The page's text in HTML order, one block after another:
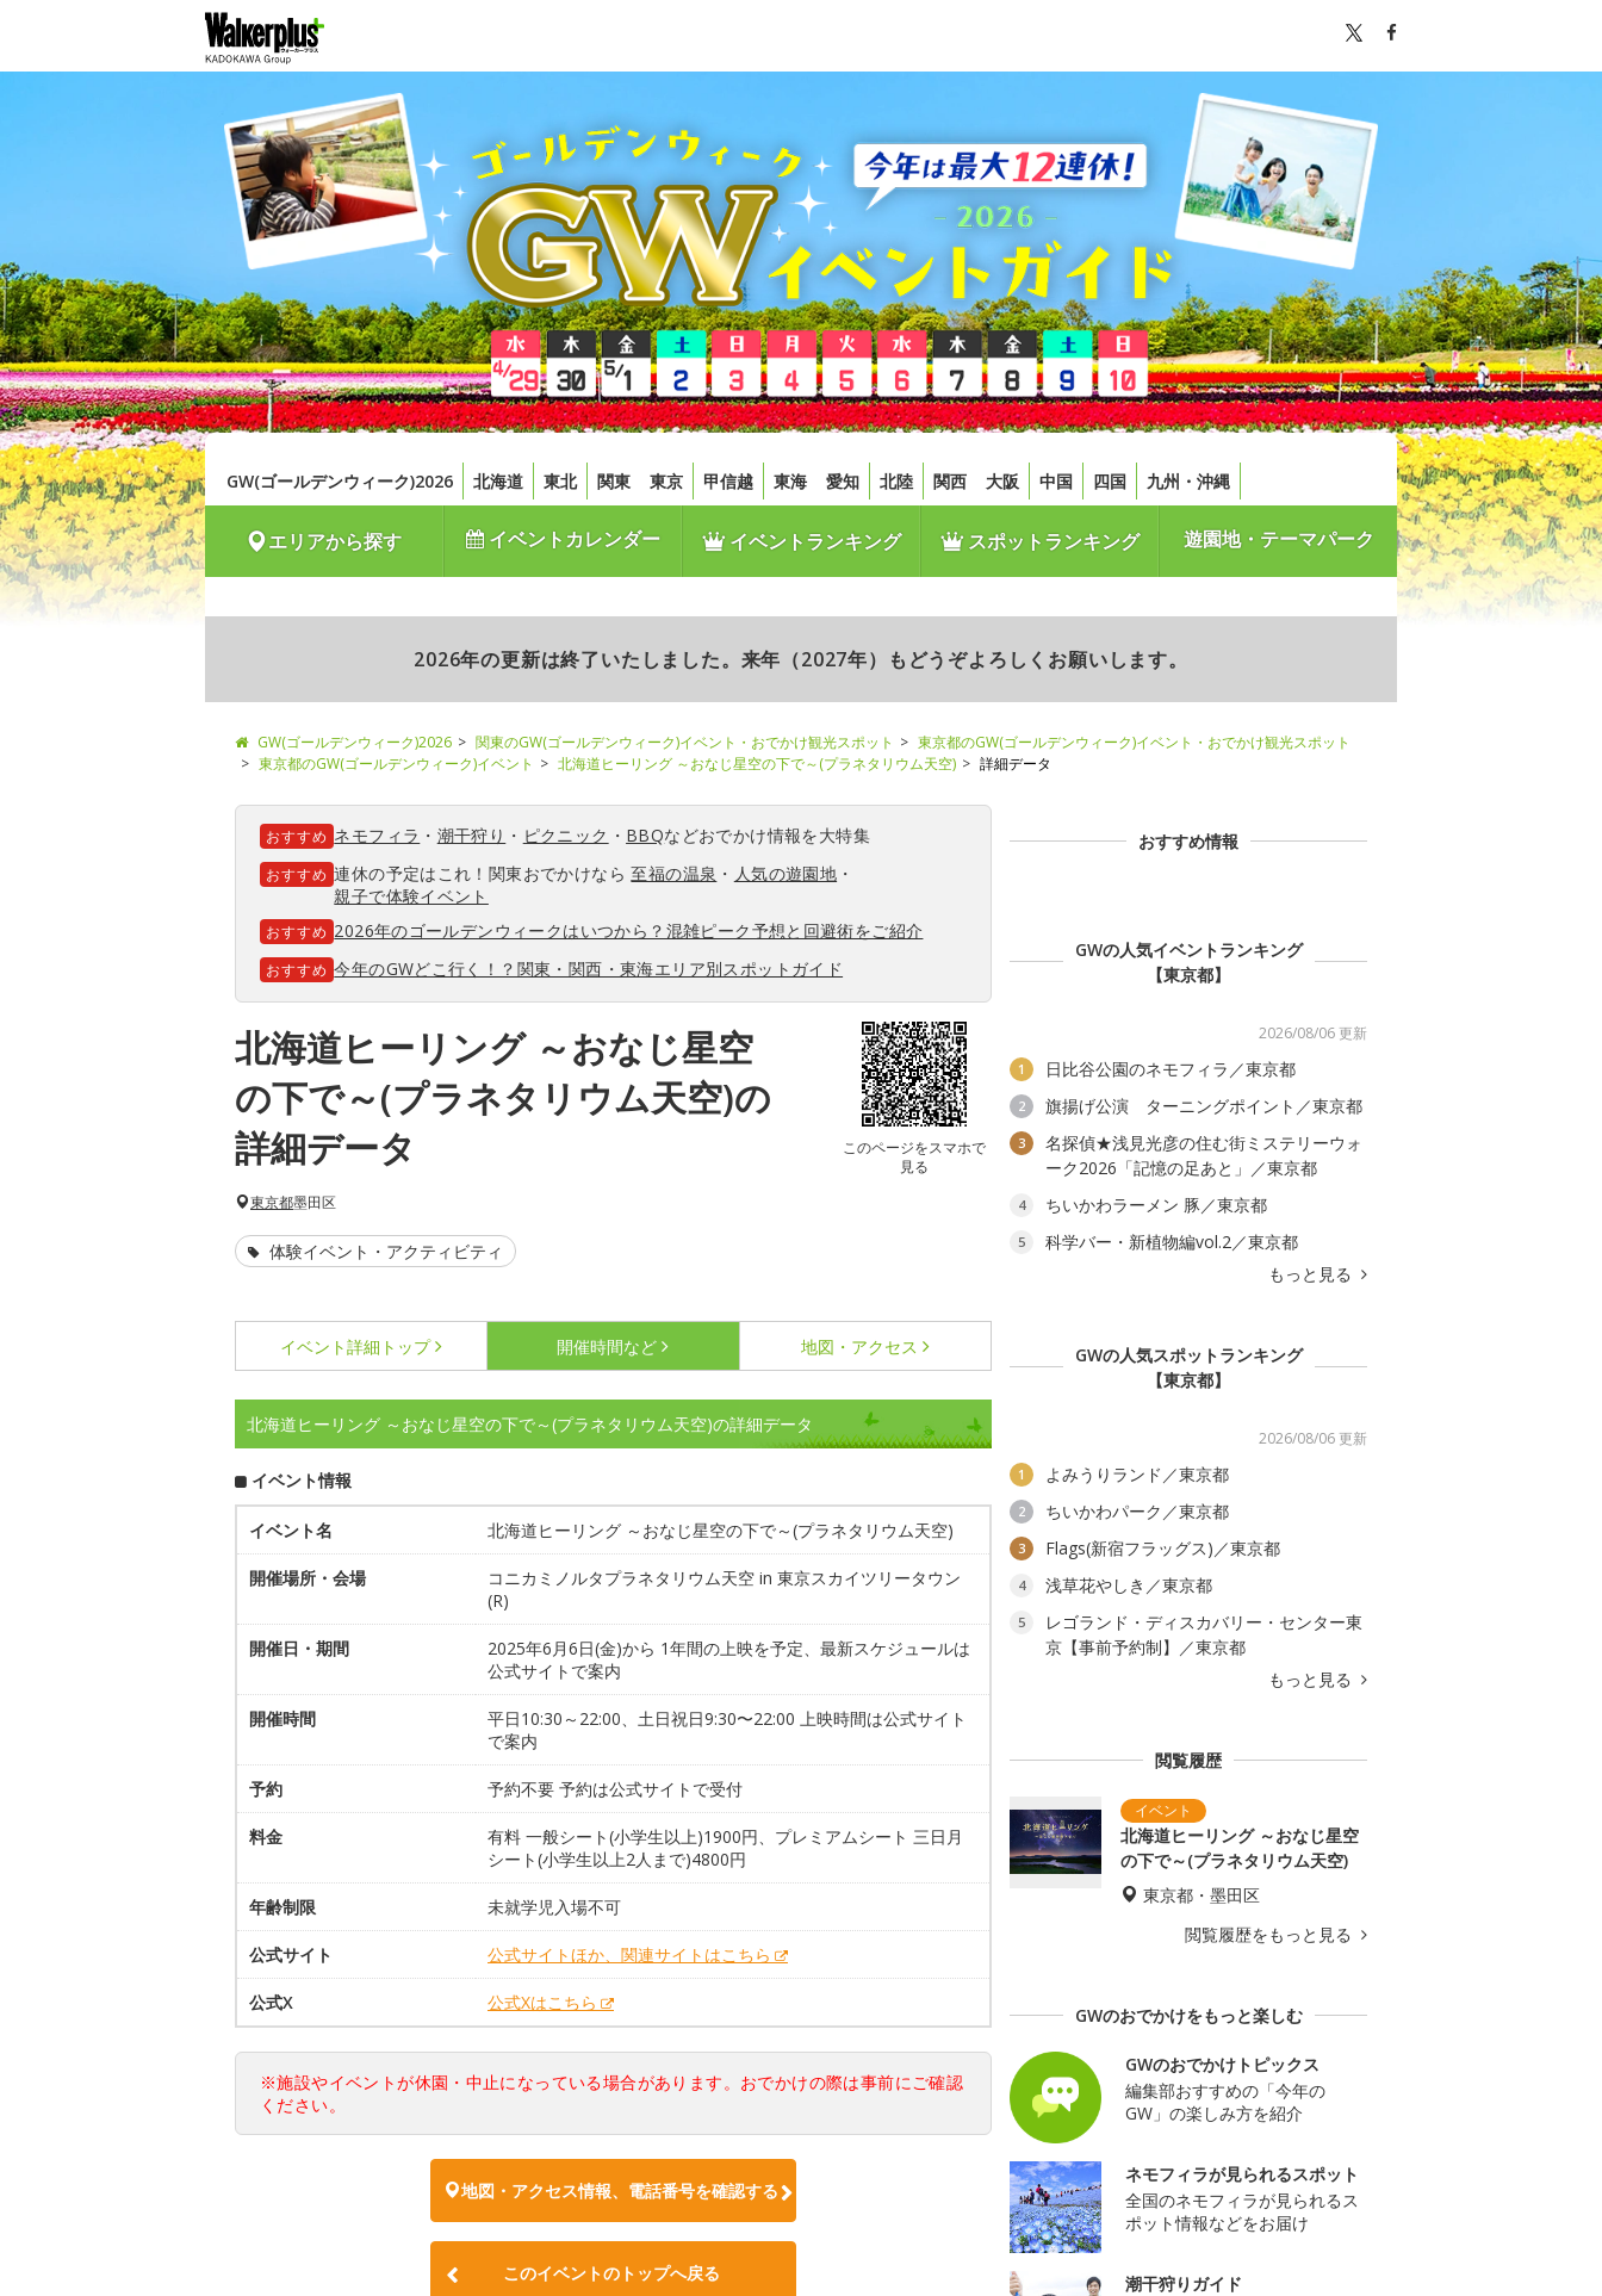
GW(ゴールデンウィーク)2026 北海道 東北 関東 東京 甲信越 東海 愛知 北陸 関西 大阪 中国 四国 九州・沖縄
エリアから探す イベントカレンダー イベントランキング スポットランキング 遊園地・テーマパーク
2026年の更新は終了いたしました。来年（2027年）もどうぞよろしくお願いします。
GW(ゴールデンウィーク)2026 関東のGW(ゴールデンウィーク)イベント・おでかけ観光スポット
東京都のGW(ゴールデンウィーク)イベント・おでかけ観光スポット
東京都のGW(ゴールデンウィーク)イベント
北海道ヒーリング ～おなじ星空の下で～(プラネタリウム天空) 詳細データ
おすすめ ネモフィラ ・ 潮干狩り ・ ピクニック ・ BBQなどおでかけ情報を大特集
おすすめ 連休の予定はこれ！関東おでかけなら至福の温泉 ・ 人気の遊園地 ・
親子で体験イベント
おすすめ 2026年のゴールデンウィークはいつから？混雑ピーク予想と回避術をご紹介
おすすめ 今年のGWどこ行く！？関東・関西・東海エリア別スポットガイド
北海道ヒーリング ～おなじ星空
の下で～(プラネタリウム天空)の
詳細データ
このページをスマホで
見る
東京都墨田区
体験イベント・アクティビティ
イベント詳細 トップ 開催時間など 地図・アクセス
北海道ヒーリング ～おなじ星空の下で～(プラネタリウム天空)の詳細データ
イベント情報
イベント名 北海道ヒーリング ～おなじ星空の下で～(プラネタリウム天空)
開催場所・会場
コニカミノルタプラネタリウム天空 in 東京スカイツリータウン
(R)
開催日・期間
2025年6月6日(金)から 1年間の上映を予定、最新スケジュールは
公式サイトで案内
開催時間
平日10:30～22:00、土日祝日9:30〜22:00 上映時間は公式サイト
で案内
予約 予約不要 予約は公式サイトで受付
料金
有料 一般シート(小学生以上)1900円、プレミアムシート 三日月
シート(小学生以上2人まで)4800円
年齢制限 未就学児入場不可
公式サイト 公式サイトほか、関連サイトはこちら
公式X 公式Xはこちら
※施設やイベントが休園・中止になっている場合があります。おでかけの際は事前にご確認
ください。
地図・アクセス情報、電話番号を確認する
このイベントのトップへ戻る
おすすめ情報
GWの人気イベントランキング
【東京都】
2026/08/06 更新
1 日比谷公園のネモフィラ／東京都
2 旗揚げ公演 ターニングポイント／東京都
3
名探偵★浅見光彦の住む街ミステリーウォ
ーク2026「記憶の足あと」／東京都
4 ちいかわラーメン 豚／東京都
5
科学バー・新植物編vol.2／東京都
もっと見る
GWの人気スポットランキング
【東京都】
2026/08/06 更新
1 よみうりランド／東京都
2 ちいかわパーク／東京都
3 Flags(新宿フラッグス)／東京都
4 浅草花やしき／東京都
5
レゴランド・ディスカバリー・センター東
京【事前予約制】／東京都
もっと見る
閲覧履歴
北海道ヒーリング ～おなじ星空
の下で～(プラネタリウム天空)
東京都・墨田区
閲覧履歴をもっと見る
GWのおでかけをもっと楽しむ
GWのおでかけトピックス
編集部おすすめの「今年の
GW」の楽しみ方を紹介
ネモフィラが見られるスポット
全国のネモフィラが見られるス
ポット情報などをお届け
潮干狩りガイド